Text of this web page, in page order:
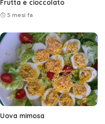
Frutta e cioccolato
5 mesi fa
Uova mimosa